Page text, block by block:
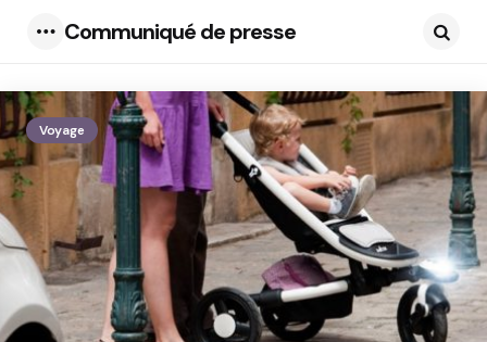
Communiqué de presse
Voyage